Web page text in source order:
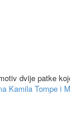
dvije patke
Kamila Tompe i